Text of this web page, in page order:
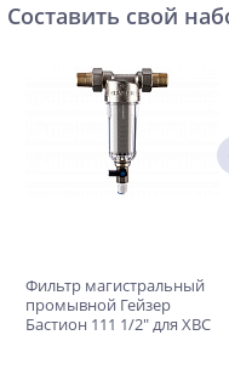
Составить свой
Фильтр магистральный
промывной Гейзер
Бастион 111 1/2" для ХВС